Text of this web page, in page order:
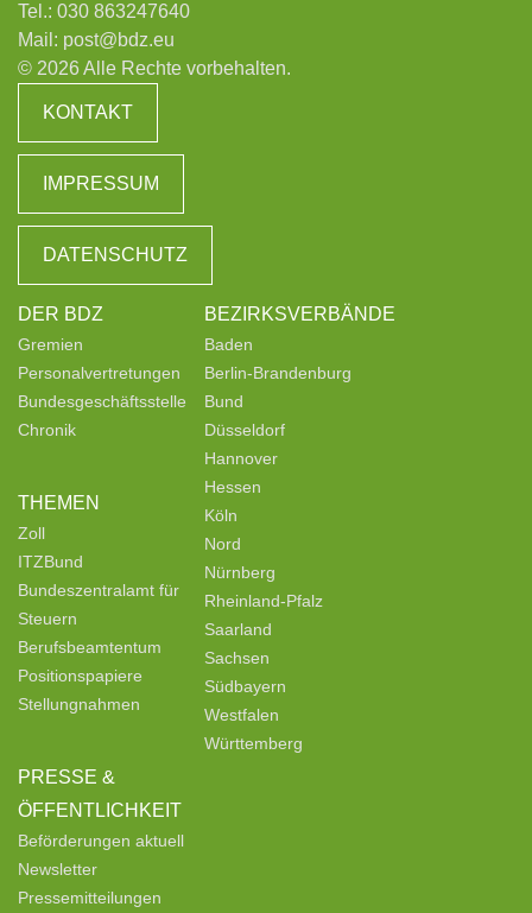
Tel.: 030 863247640
Mail: post@bdz.eu
© 2026 Alle Rechte vorbehalten.
KONTAKT
IMPRESSUM
DATENSCHUTZ
DER BDZ
Gremien
Personalvertretungen
Bundesgeschäftsstelle
Chronik
THEMEN
Zoll
ITZBund
Bundeszentralamt für
Steuern
Berufsbeamtentum
Positionspapiere
Stellungnahmen
PRESSE &
ÖFFENTLICHKEIT
Beförderungen aktuell
Newsletter
Pressemitteilungen
BEZIRKSVERBÄNDE
Baden
Berlin-Brandenburg
Bund
Düsseldorf
Hannover
Hessen
Köln
Nord
Nürnberg
Rheinland-Pfalz
Saarland
Sachsen
Südbayern
Westfalen
Württemberg